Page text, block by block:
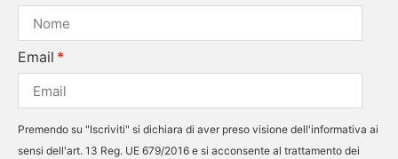
Email
Premendo su "Iscriviti" si dichiara di aver preso visione dell'informativa ai
sensi dell'art. 13 Reg. UE 679/2016 e si acconsente al trattamento dei